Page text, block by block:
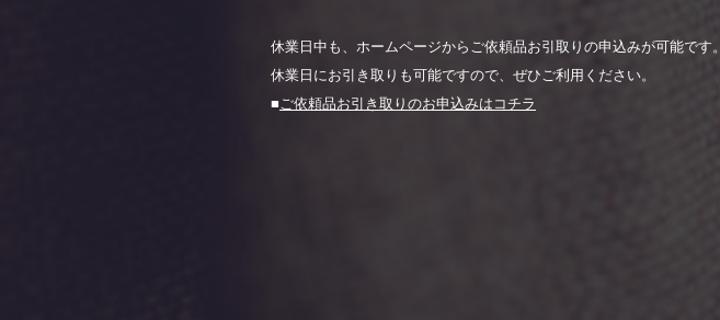
休業日中も、ホームページからご依頼品お引取りの申込みが可能です。
休業日にお引き取りも可能ですので、ぜひご利用ください。
■ご依頼品お引き取りのお申込みはコチラ